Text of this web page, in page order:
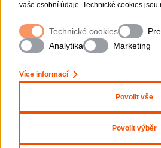
vaše osobní údaje. Technické cookies jsou
webové stránky vašim preferencím, k
Pro sběr a zpracování netechnických
nám můžete udělit souhlas. Bližší informace
zpracování osobních údajů, včetně
Technické cookies
Analytika
Marketing
Více informací
Povolit vše
Povolit výběr
Podpora
Mapa stránek
Nastavení